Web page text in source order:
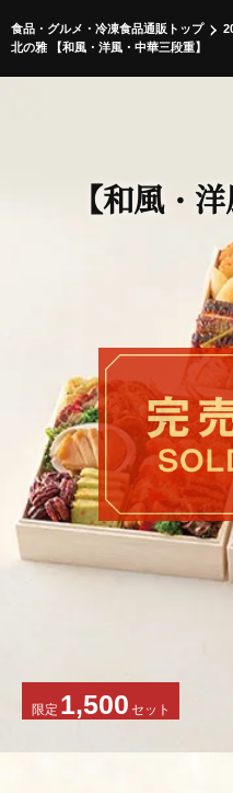
食品・グルメ・冷凍食品通販トップ
北の雅 【和風・洋風・中華三段重】
【和風・
限定 1,500 セット